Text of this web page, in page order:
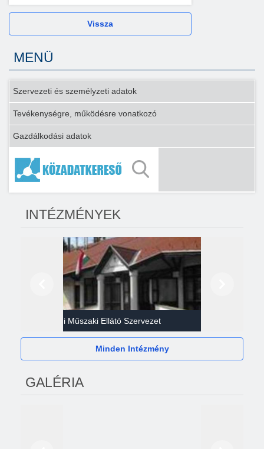
Vissza
MENÜ
Szervezeti és személyzeti adatok
Tevékenységre, működésre vonatkozó
Gazdálkodási adatok
INTÉZMÉNYEK
Gazdasági Műszaki Ellátó Szervezet
Minden Intézmény
GALÉRIA